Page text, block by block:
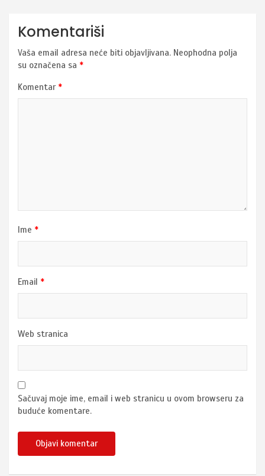
Komentariši
Vaša email adresa neće biti objavljivana. Neophodna polja
su označena sa *
Komentar *
Ime *
Email *
Web stranica
Sačuvaj moje ime, email i web stranicu u ovom browseru za
buduće komentare.